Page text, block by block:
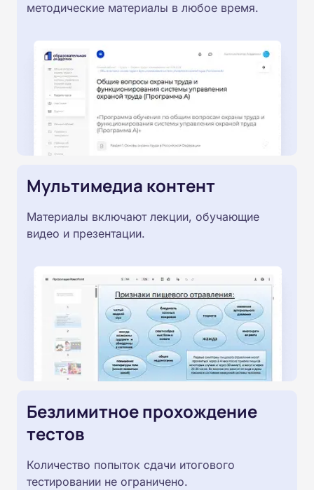
методические материалы в любое время.
Мультимедиа контент
Материалы включают лекции, обучающие
видео и презентации.
Безлимитное прохождение
тестов
Количество попыток сдачи итогового
тестировании не ограничено.